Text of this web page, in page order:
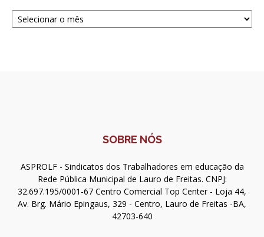
Navegue
SOBRE NÓS
ASPROLF - Sindicatos dos Trabalhadores em educação da
Rede Pública Municipal de Lauro de Freitas. CNPJ:
32.697.195/0001-67 Centro Comercial Top Center - Loja 44,
Av. Brg. Mário Epingaus, 329 - Centro, Lauro de Freitas -BA,
42703-640